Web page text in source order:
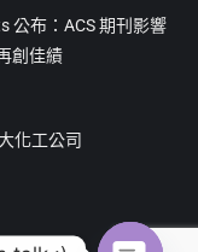
公布：ACS 期刊影響
創佳績
化工公司